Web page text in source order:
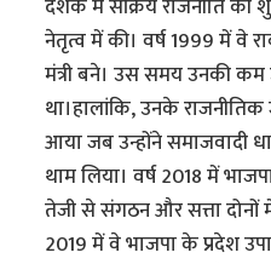
दशक में सक्रिय राजनीति
नेतृत्व में की। वर्ष 1999 में वे
मंत्री बने। उस समय उनकी
था।हालांकि, उनके
आया जब उन्होंने समाजवादी
थाम लिया। वर्ष 2018 में
तेजी से संगठन और सत्ता
2019 में वे भाजपा के प्रदेश